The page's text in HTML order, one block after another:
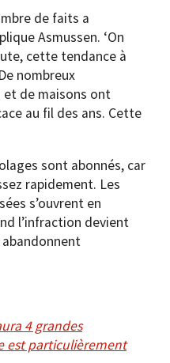
de faits a
Asmussen. ‘On
cette tendance à
nombreux
et de maisons ont
au fil des ans. Cette
sont abonnés, car
rapidement. Les
s’ouvrent en
l’infraction devient
4 grandes
est particulièrement